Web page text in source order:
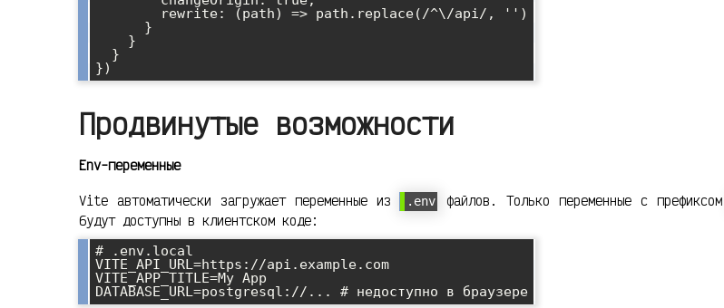
Продвинутые возможности
Env-переменные
Vite автоматически загружает переменные из .env файлов. Только переменные с префиксом
будут доступны в клиентском коде:
# .env.local
VITE_API_URL=https://api.example.com
VITE_APP_TITLE=My App